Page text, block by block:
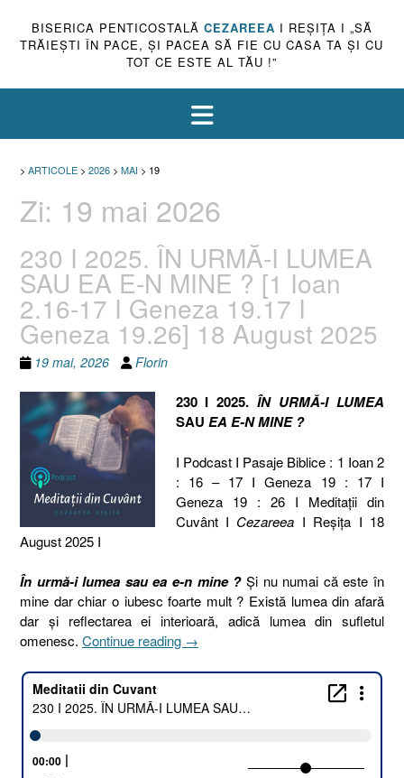
BISERICA PENTICOSTALĂ CEZAREEA I REŞIŢA I „SĂ
TRĂIEŞTI ÎN PACE, ŞI PACEA SĂ FIE CU CASA TA ŞI CU
TOT CE ESTE AL TĂU !”
> ARTICOLE > 2026 > MAI > 19
Zi: 19 mai 2026
230 I 2025. ÎN URMĂ-I LUMEA
SAU EA E-N MINE ? [1 Ioan
2.16-17 I Geneza 19.17 I
Geneza 19.26] 18 August 2025
19 mai, 2026 Florin
230 I 2025.ÎN URMĂ-I LUMEA
SAU EA E-N MINE ?
I Podcast I Pasaje Biblice : 1 Ioan 2
: 16 – 17 I Geneza 19 : 17 I
Geneza 19 : 26 I Meditaţii din
Cuvânt I Cezareea I Reşiţa I 18
August 2025 I
În urmă-i lumea sau ea e-n mine ?Și nu numai că este în
mine dar chiar o iubesc foarte mult ? Există lumea din afară
dar și reflectarea ei interioară, adică lumea din sufletul
omenesc. Continue reading „230
2025.
ÎN
URMĂ-
→